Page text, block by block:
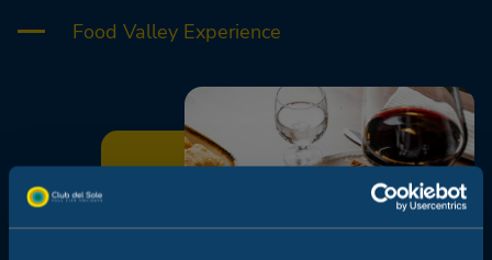
Food Valley Experience